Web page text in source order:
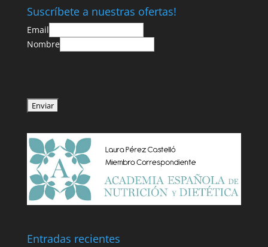
Suscríbete a nuestras ofertas!
Email
Nombre
Entradas recientes